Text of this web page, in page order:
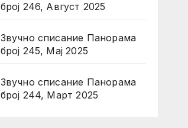
број 246, Август 2025
Звучно списание Панорама
број 245, Мај 2025
Звучно списание Панорама
број 244, Март 2025